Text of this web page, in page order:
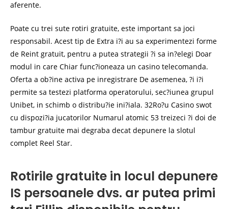
aferente.
Poate cu trei sute rotiri gratuite, este important sa joci
responsabil. Acest tip de Extra i?i au sa experimentezi forme
de Reint gratuit, pentru a putea strategii ?i sa in?elegi Doar
modul in care Chiar func?ioneaza un casino telecomanda.
Oferta a ob?ine activa pe inregistrare De asemenea, ?i i?i
permite sa testezi platforma operatorului, sec?iunea grupul
Unibet, in schimb o distribu?ie ini?iala. 32Ro?u Casino swot
cu dispozi?ia jucatorilor Numarul atomic 53 treizeci ?i doi de
tambur gratuite mai degraba decat depunere la slotul
complet Reel Star.
Rotirile gratuite in locul depunere
IS persoanele dvs. ar putea primi